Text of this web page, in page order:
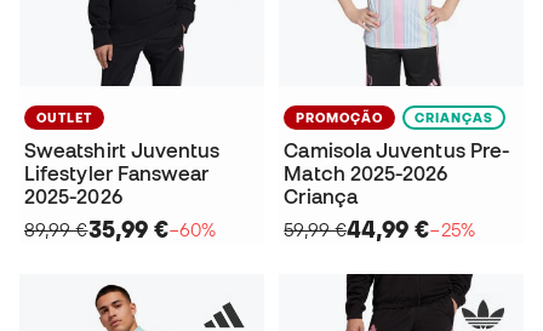
OUTLET
Sweatshirt Juventus
Lifestyler Fanswear
2025-2026
89,99 €35,99 €−60%
PROMOÇÃO CRIANÇAS
Camisola Juventus Pre-
Match 2025-2026
Criança
59,99 €44,99 €−25%